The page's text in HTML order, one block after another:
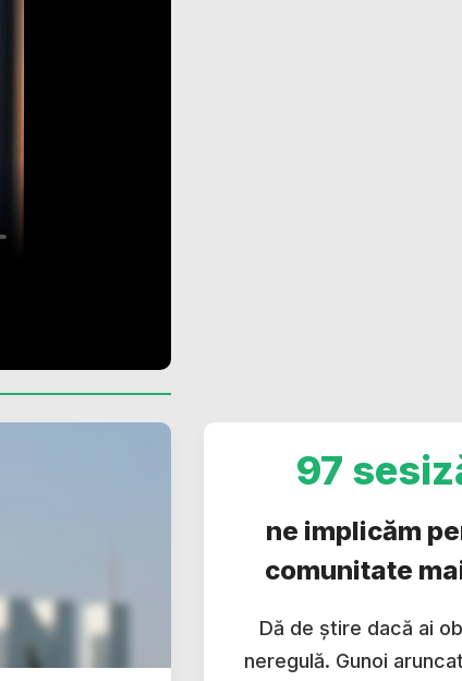
97
ne implicăm
comunitate
Dă de știre dacă ai
neregulă. Gunoi